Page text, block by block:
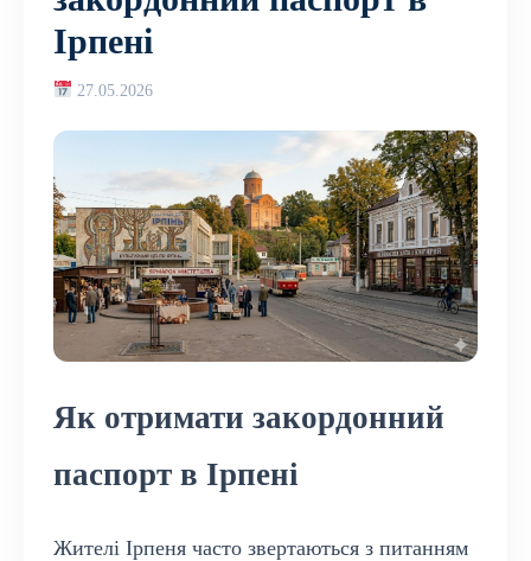
Ірпені
27.05.2026
Як отримати закордонний
паспорт в Ірпені
Жителі Ірпеня часто звертаються з питанням